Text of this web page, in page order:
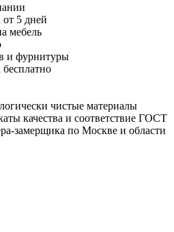
от 5 дней
мебель
и фурнитуры
бесплатно
чистые материалы
качества и соответствие ГОСТ
замерщика по Москве и области